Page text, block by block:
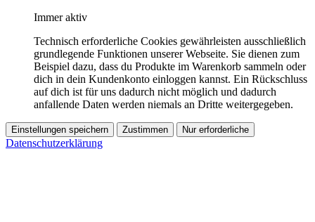
Immer aktiv
Technisch erforderliche Cookies gewährleisten ausschließlich
grundlegende Funktionen unserer Webseite. Sie dienen zum
Beispiel dazu, dass du Produkte im Warenkorb sammeln oder
dich in dein Kundenkonto einloggen kannst. Ein Rückschluss
auf dich ist für uns dadurch nicht möglich und dadurch
anfallende Daten werden niemals an Dritte weitergegeben.
Einstellungen speichern Zustimmen Nur erforderliche
Datenschutzerklärung